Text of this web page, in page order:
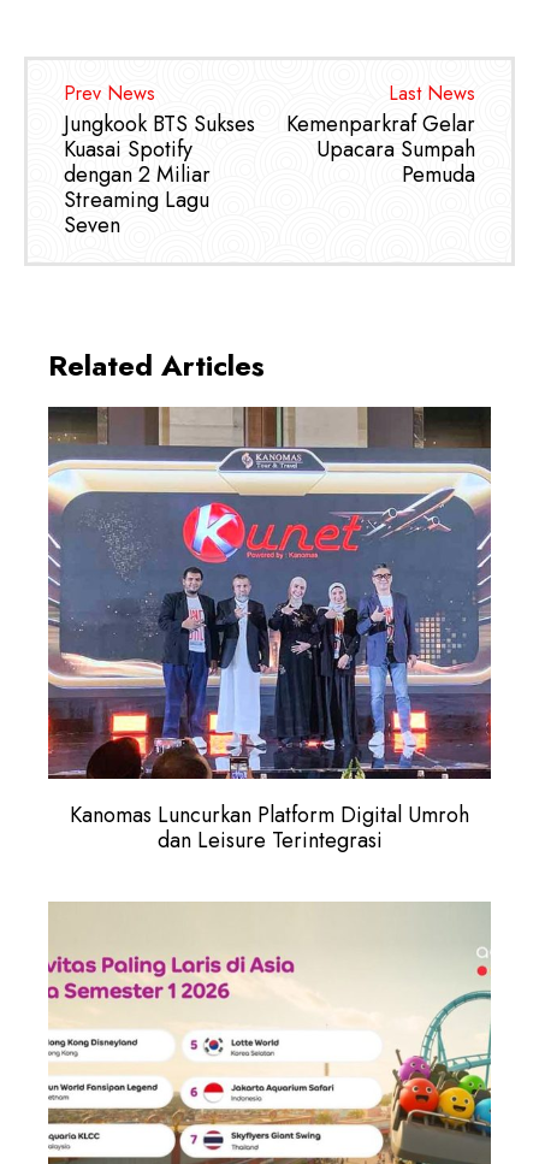
Prev News
Jungkook BTS Sukses
Kuasai Spotify
dengan 2 Miliar
Streaming Lagu
Seven
Last News
Kemenparkraf Gelar
Upacara Sumpah
Pemuda
Related Articles
Kanomas Luncurkan Platform Digital Umroh
dan Leisure Terintegrasi